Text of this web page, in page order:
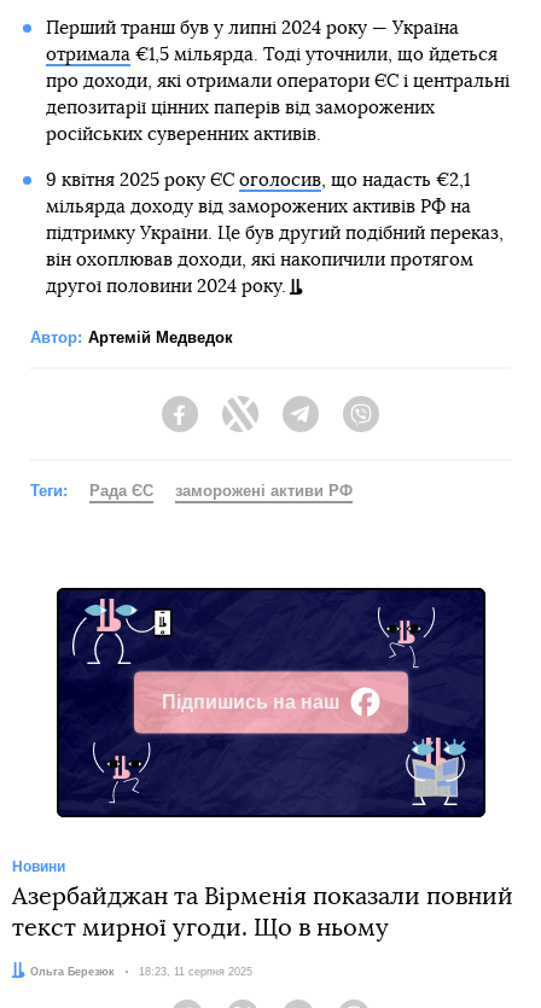
Перший транш був у липні 2024 року — Україна
отримала€1,5 мільярда. Тоді уточнили, що йдеться
про доходи, які отримали оператори ЄС і центральні
депозитарії цінних паперів від заморожених
російських суверенних активів.
9 квітня 2025 року ЄС оголосив, що надасть €2,1
мільярда доходу від заморожених активів РФ на
підтримку України. Це був другий подібний переказ,
він охоплював доходи, які накопичили протягом
другої половини 2024 року.
Автор: Артемій Медведок
FacebookTwitter Telegram
Теги: Рада ЄС заморожені активи РФ
Підпишись на наш
Facebook
Новини
Азербайджан та Вірменія показали повний
текст мирної угоди. Що в ньому
Автор:
Ольга Березюк Дата:
18:23, 11 серпня 2025